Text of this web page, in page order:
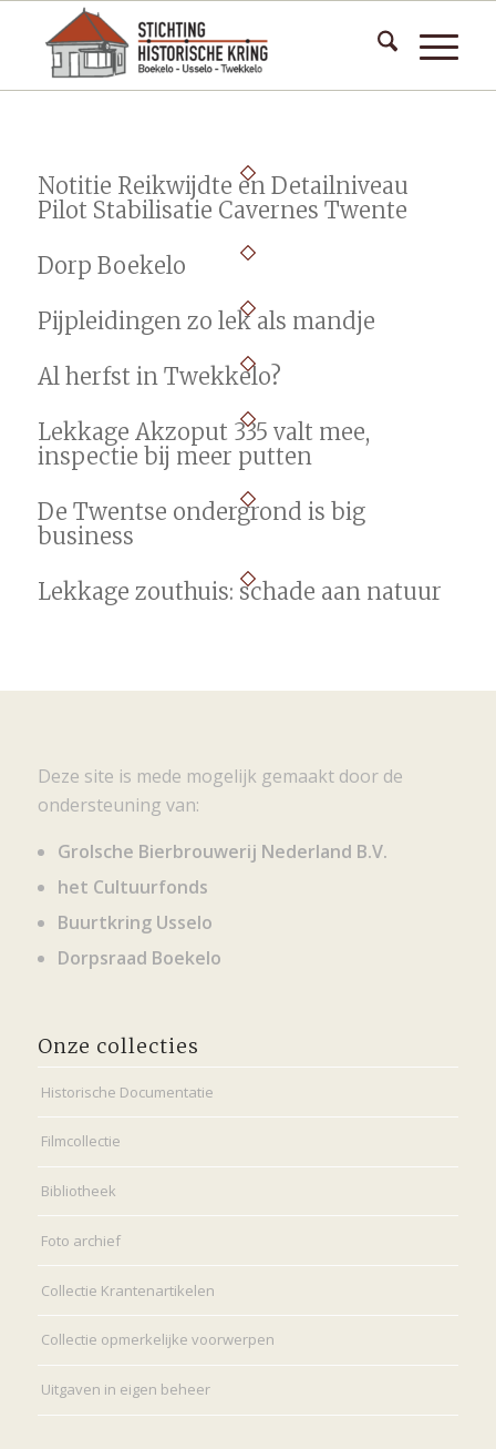
Notitie Reikwijdte en Detailniveau
Pilot Stabilisatie Cavernes Twente
Dorp Boekelo
Pijpleidingen zo lek als mandje
Al herfst in Twekkelo?
Lekkage Akzoput 335 valt mee,
inspectie bij meer putten
De Twentse ondergrond is big
business
Lekkage zouthuis: schade aan natuur
Deze site is mede mogelijk gemaakt door de
ondersteuning van:
Grolsche Bierbrouwerij Nederland B.V.
het Cultuurfonds
Buurtkring Usselo
Dorpsraad Boekelo
Onze collecties
Historische Documentatie
Filmcollectie
Bibliotheek
Foto archief
Collectie Krantenartikelen
Collectie opmerkelijke voorwerpen
Uitgaven in eigen beheer